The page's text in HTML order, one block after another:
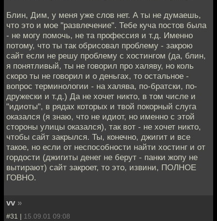
Блин, Дим, у меня уже слов нет. А ты не думаешь,
что это и мое "развлечение". Тебе куча постов была
- не могу помочь, не та профессия и т.д. Именно
потому, что ты так обрисовал проблему - закрою
сайт если не решу проблему с хостингом (да, блин,
я понятливый, ты не говорил про халяву, но коль
скоро ты не говорил и о деньгах, то остальное -
вопрос терминологии - на халява, по-братски, по-
дружески и т.д.) Да не хочет никто, в том числе и
"идиоты", в рядах которых и твой покорный слуга
оказался (я знаю, что не идиот, но именно с этой
стороны улицы оказался), так вот - не хочет никто,
чтобы сайт закрылся. Ты, конечно, джигит и все
такое, но если от неспособности найти хостинг и от
гордости (джигиты денег не берут - панки жопу не
вытирают) сайт закроет, то это, извини, ПОЛНОЕ
ГОВНО.
vv »
#31 | 15.09.01 09:08